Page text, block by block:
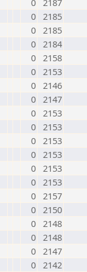
0 2187
0 2185
0 2185
0 2184
0 2158
0 2153
0 2146
0 2147
0 2153
0 2153
0 2153
0 2153
0 2153
0 2153
0 2157
0 2150
0 2148
0 2148
0 2147
0 2142